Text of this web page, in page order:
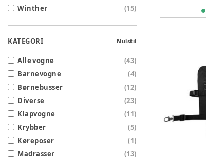
Winther
(15)
KATEGORI Nulstil
Alle vogne (43)
Barnevogne
(4)
Børnebusser
(12)
Diverse
(23)
Klapvogne
(11)
Krybber
(5)
Køreposer
(1)
Madrasser
(13)